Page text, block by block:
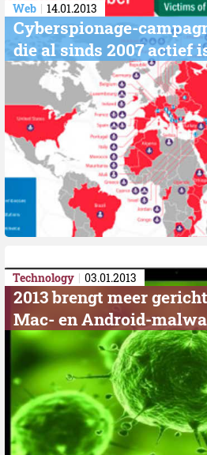
Web 14.01.2013
Cyberspionage-
die al sinds 2007 actief
Technology 03.01.2013
2013 brengt meer
Mac- en Android-